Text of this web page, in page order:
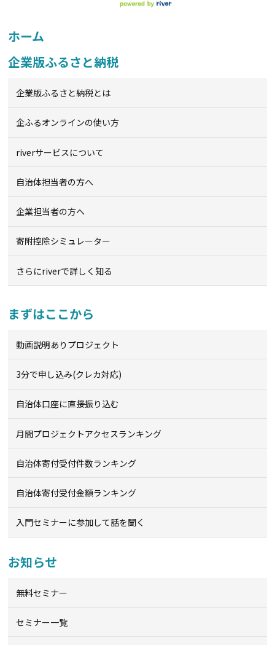
ホーム
企業版ふるさと納税
企業版ふるさと納税とは
企ふるオンラインの使い方
riverサービスについて
自治体担当者の方へ
企業担当者の方へ
寄附控除シミュレーター
さらにriverで詳しく知る
まずはここから
動画説明ありプロジェクト
3分で申し込み(クレカ対応)
自治体口座に直接振り込む
月間プロジェクトアクセスランキング
自治体寄付受付件数ランキング
自治体寄付受付金額ランキング
入門セミナーに参加して話を聞く
お知らせ
無料セミナー
セミナー一覧